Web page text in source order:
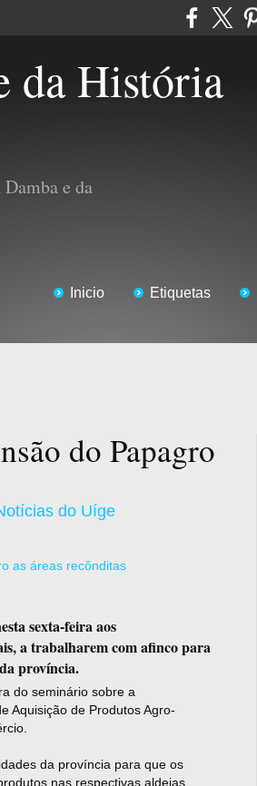
e da
Inicio Etiquetas
do Papagro
do Uíge
sexta-feira aos
a trabalharem com afinco para
província.
do seminário sobre a
Aquisição de Produtos Agro-
da província para que os
nas respectivas aldeias,